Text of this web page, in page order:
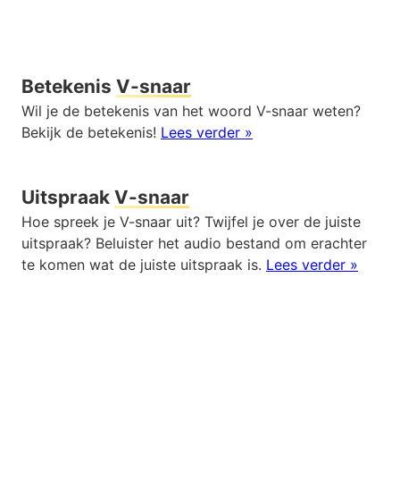
Betekenis V-snaar
Wil je de betekenis van het woord V-snaar weten?
Bekijk de betekenis! Lees verder »
Uitspraak V-snaar
Hoe spreek je V-snaar uit? Twijfel je over de juiste
uitspraak? Beluister het audio bestand om erachter
te komen wat de juiste uitspraak is. Lees verder »